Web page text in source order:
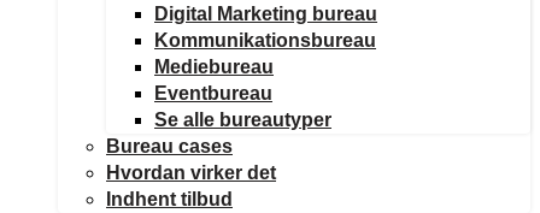
Digital Marketing bureau
Kommunikationsbureau
Mediebureau
Eventbureau
Se alle bureautyper
Bureau cases
Hvordan virker det
Indhent tilbud